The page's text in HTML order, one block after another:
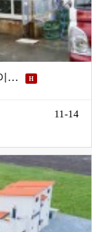
… H
11-14